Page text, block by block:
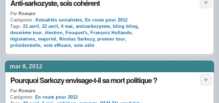
Anti-sarkozyste, sois cohérent
Par Romain
Catégories: Actualités socialistes, En route pour 2012
Tags: 21 avril , 22 avril , 6 mai, antisarkozysme, bling bling,
deuxième tour, élection, Fouquet's, François Hollande,
législatives, majorité, Nicolas Sarkozy, premier tour,
présidentielle, vote efficace, vote utile
mar 8, 2012
Pourquoi Sarkozy envisage-t-il sa mort politique ?
Par Romain
Catégories: En route pour 2012